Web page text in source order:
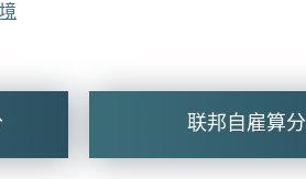
联邦自雇算分